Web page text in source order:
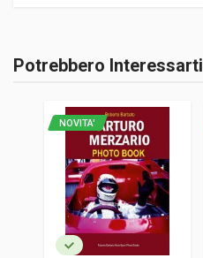
Brossura
9788494981869
Motorpress Iberica
LINGUA DEL TESTO
Spagnolo
Accedi o registrati
Potrebbero Interessarti
NOVITA'